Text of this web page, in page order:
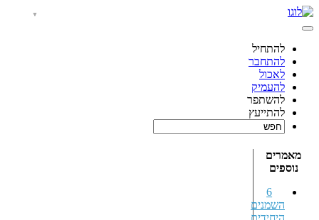
להתחיל
להתחבר
לאכול
להעמיק
להשתפר
להתייעץ
מאמרים
נוספים
6
השמנים